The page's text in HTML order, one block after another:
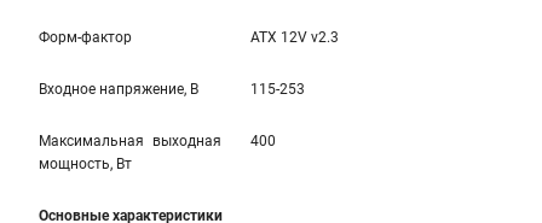
Форм-фактор ATX 12V v2.3
Входное напряжение, В 115-253
Максимальная выходная
мощность, Вт
400
Основные характеристики